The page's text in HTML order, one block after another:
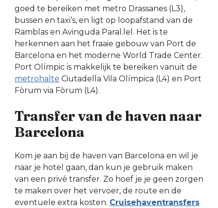
goed te bereiken met metro Drassanes (L3),
bussen en taxi’s, en ligt op loopafstand van de
Ramblas en Avinguda Paral.lel. Het is te
herkennen aan het fraaie gebouw van Port de
Barcelona en het moderne World Trade Center.
Port Olímpic is makkelijk te bereiken vanuit de
metrohalte Ciutadella Vila Olímpica (L4) en Port
Fòrum via Fòrum (L4).
Transfer van de haven naar
Barcelona
Kom je aan bij de haven van Barcelona en wil je
naar je hotel gaan, dan kun je gebruik maken
van een privé transfer. Zo hoef je je geen zorgen
te maken over het vervoer, de route en de
eventuele extra kosten. Cruisehaventransfers